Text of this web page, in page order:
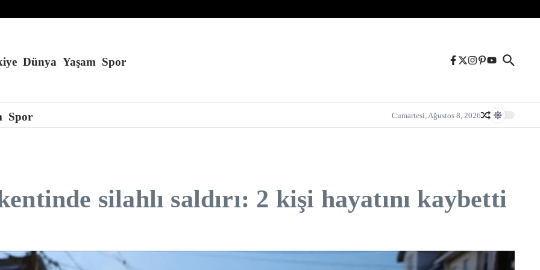
Dünya Yaşam Spor
Spor Cumartesi, Ağustos 8, 2026
silahlı saldırı: 2 kişi hayatını kaybetti